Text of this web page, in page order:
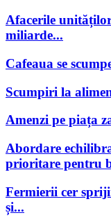
Afacerile
miliarde...
Cafeaua se
Scumpiri la
Amenzi pe piața
Abordare
prioritare pentru
Fermierii cer
și...